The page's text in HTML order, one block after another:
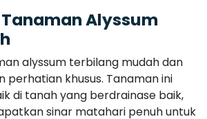
Alyssum
alyssum terbilang mudah dan
perhatian khusus. Tanaman ini
di tanah yang berdrainase baik,
sinar matahari penuh untuk